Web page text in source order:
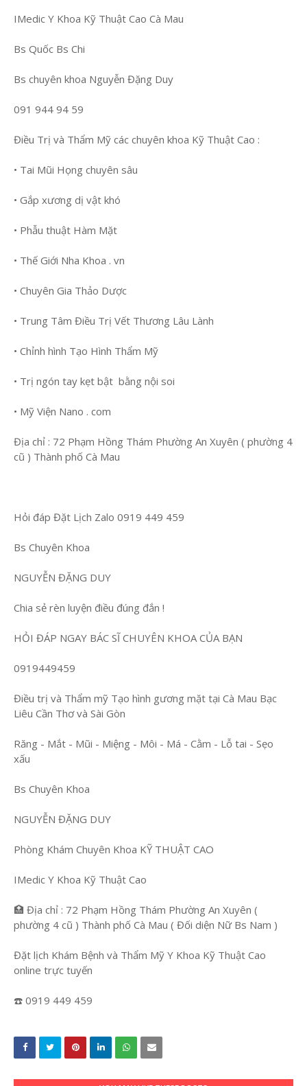
IMedic Y Khoa Kỹ Thuật Cao Cà Mau
Bs Quốc Bs Chi
Bs chuyên khoa Nguyễn Đặng Duy
091 944 94 59
Điều Trị và Thẩm Mỹ các chuyên khoa Kỹ Thuật Cao :
• Tai Mũi Họng chuyên sâu
• Gắp xương dị vật khó
• Phẫu thuật Hàm Mặt
• Thế Giới Nha Khoa . vn
• Chuyên Gia Thảo Dược
• Trung Tâm Điều Trị Vết Thương Lâu Lành
• Chỉnh hình Tạo Hình Thẩm Mỹ
• Trị ngón tay kẹt bật bằng nội soi
• Mỹ Viện Nano . com
Địa chỉ : 72 Phạm Hồng Thám Phường An Xuyên ( phường 4
cũ ) Thành phố Cà Mau
Hỏi đáp Đặt Lịch Zalo 0919 449 459
Bs Chuyên Khoa
NGUYỄN ĐẶNG DUY
Chia sẻ rèn luyện điều đúng đắn !
HỎI ĐÁP NGAY BÁC SĨ CHUYÊN KHOA CỦA BẠN
0919449459
Điều trị và Thẩm mỹ Tạo hình gương mặt tại Cà Mau Bạc
Liêu Cần Thơ và Sài Gòn
Răng - Mắt - Mũi - Miệng - Môi - Má - Cằm - Lỗ tai - Sẹo
xấu
Bs Chuyên Khoa
NGUYỄN ĐẶNG DUY
Phòng Khám Chuyên Khoa KỸ THUẬT CAO
IMedic Y Khoa Kỹ Thuật Cao
🏥 Địa chỉ : 72 Phạm Hồng Thám Phường An Xuyên (
phường 4 cũ ) Thành phố Cà Mau ( Đối diện Nữ Bs Nam )
Đặt lịch Khám Bệnh và Thẩm Mỹ Y Khoa Kỹ Thuật Cao
online trực tuyến
☎️ 0919 449 459